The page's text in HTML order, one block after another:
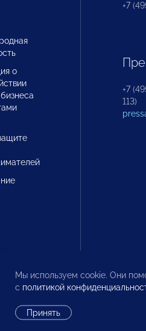
о
+7
+7
113)
Мы используем cookie. Они
с политикой
Принять